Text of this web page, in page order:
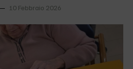
10 Febbraio 2026